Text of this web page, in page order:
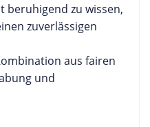
beruhigend zu wissen,
zuverlässigen
aus fairen
und